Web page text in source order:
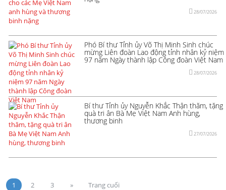
28/07/2026
Phó Bí thư Tỉnh ủy Võ Thị Minh Sinh chúc
mừng Liên đoàn Lao động tỉnh nhân kỷ niệm
97 năm Ngày thành lập Công đoàn Việt Nam
28/07/2026
Bí thư Tỉnh ủy Nguyễn Khắc Thận thăm, tặng
quà tri ân Bà Mẹ Việt Nam Anh hùng,
thương binh
27/07/2026
1 2 3 » Trang cuối